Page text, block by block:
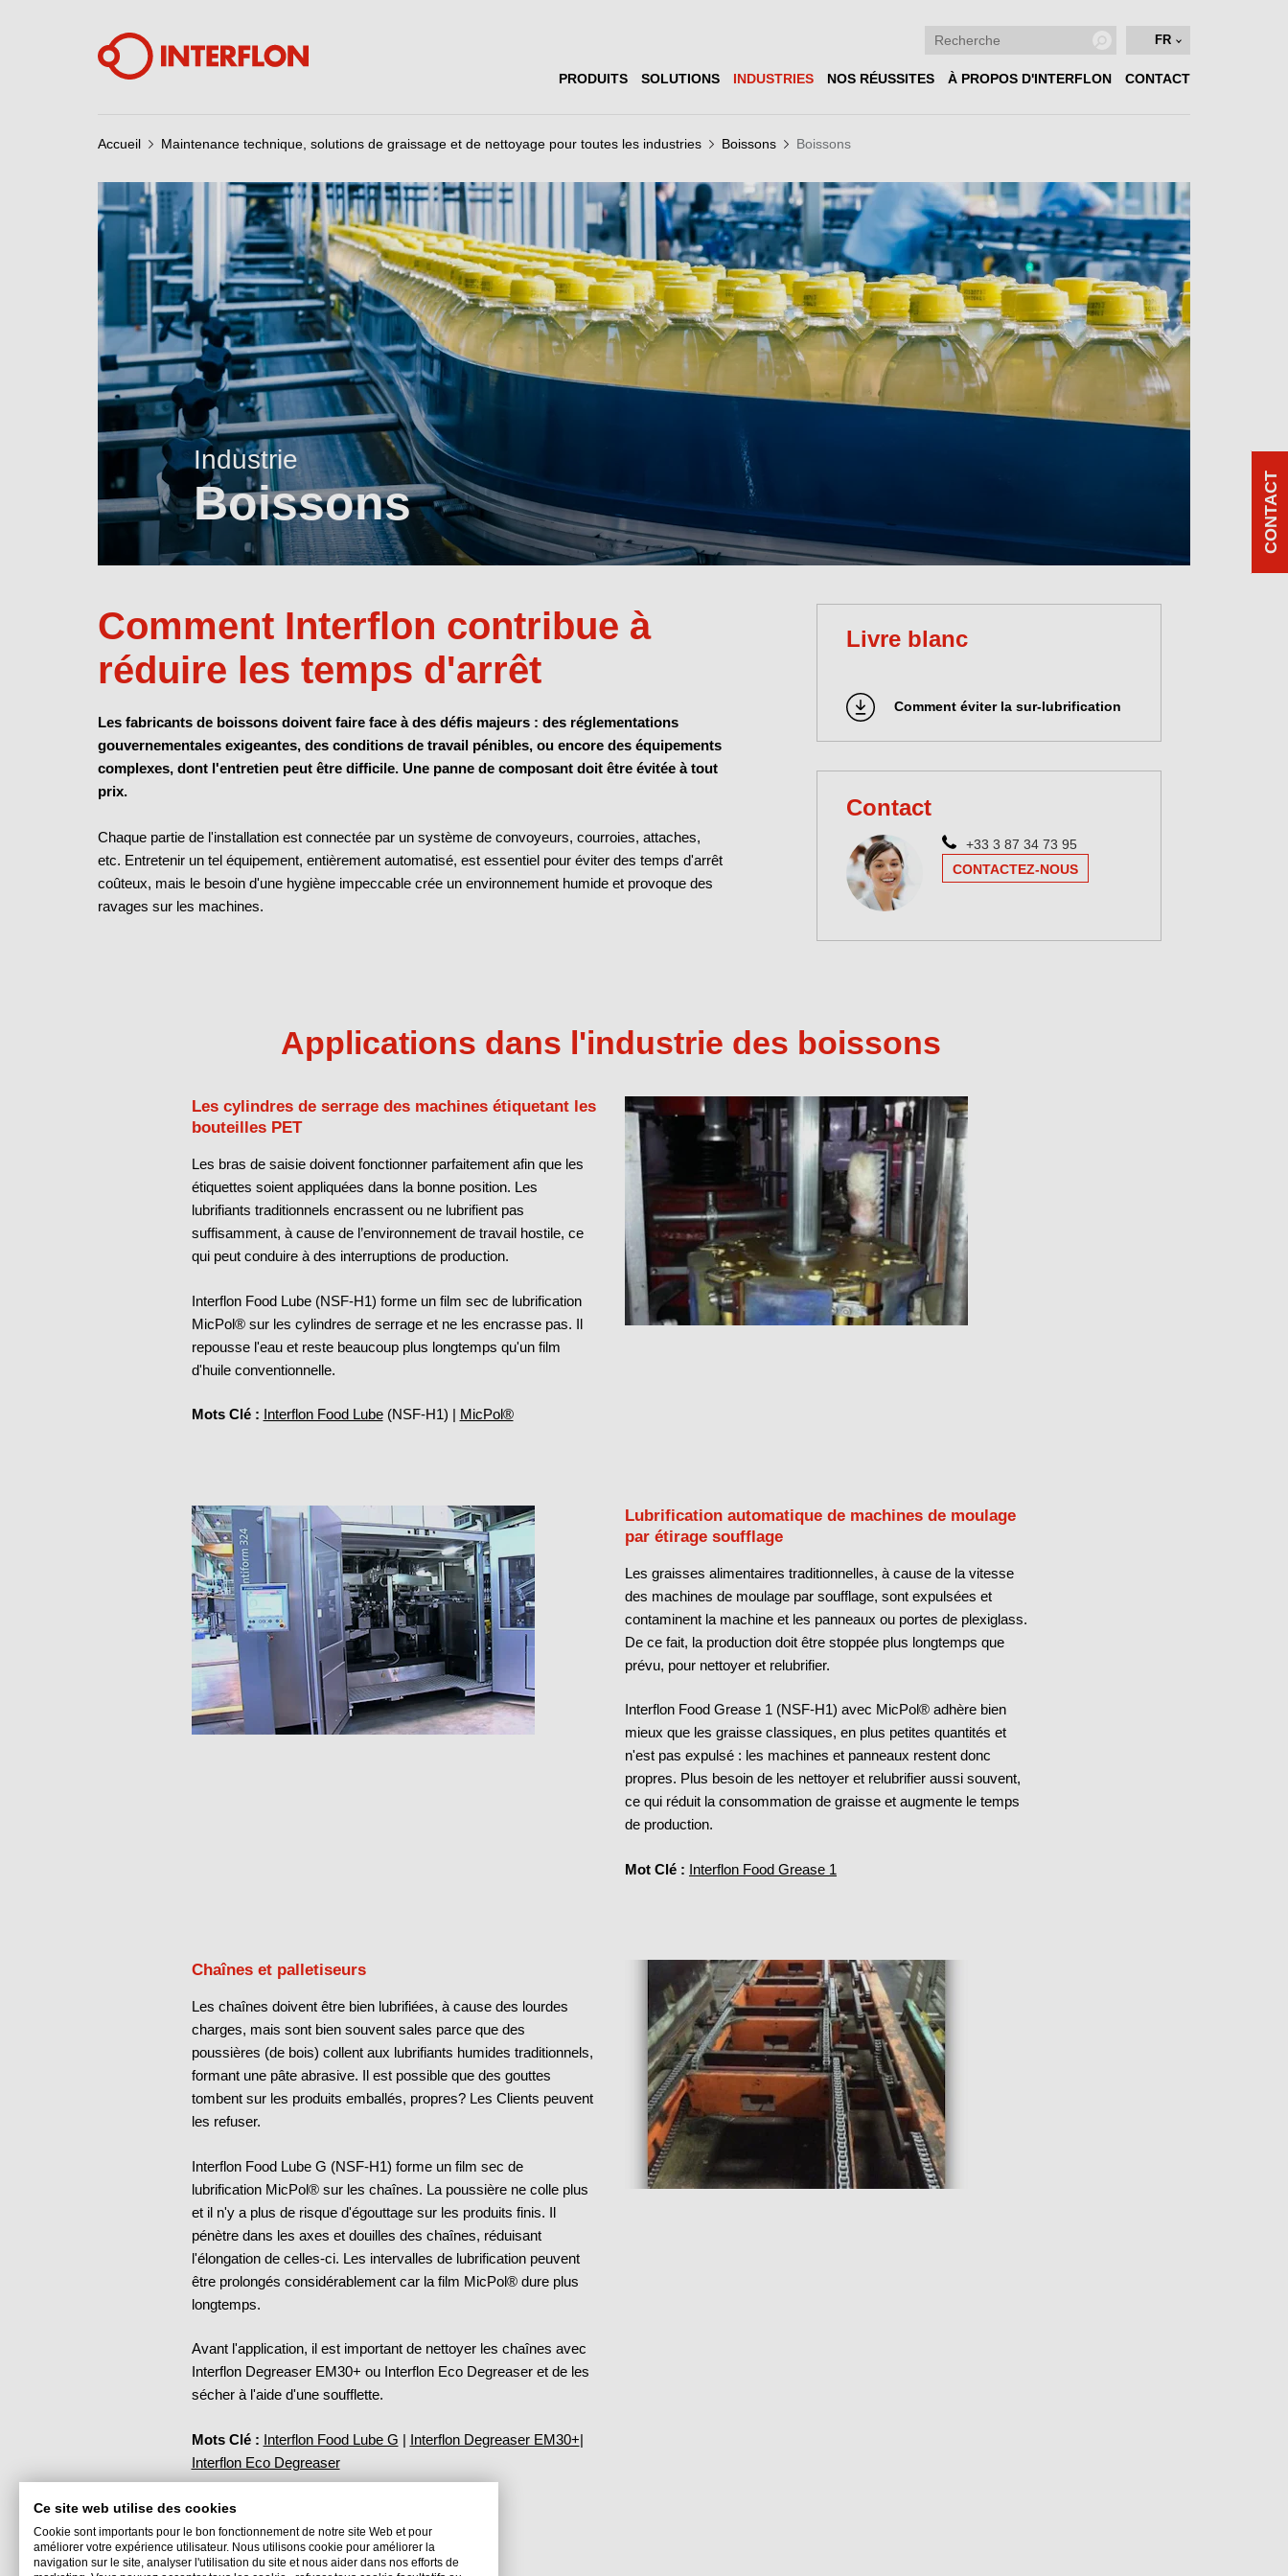
FR
PRODUITS SOLUTIONS INDUSTRIES NOS RÉUSSITES À PROPOS D'INTERFLON CONTACT
Accueil Maintenance technique, solutions de graissage et de nettoyage pour toutes les industries Boissons Boissons
Industrie
Boissons
Comment Interflon contribue à
réduire les temps d'arrêt
Les fabricants de boissons doivent faire face à des défis majeurs : des réglementations
gouvernementales exigeantes, des conditions de travail pénibles, ou encore des équipements
complexes, dont l'entretien peut être difficile. Une panne de composant doit être évitée à tout
prix.
Chaque partie de l'installation est connectée par un système de convoyeurs, courroies, attaches,
etc. Entretenir un tel équipement, entièrement automatisé, est essentiel pour éviter des temps d'arrêt
coûteux, mais le besoin d'une hygiène impeccable crée un environnement humide et provoque des
ravages sur les machines.
Livre blanc
Comment éviter la sur-lubrification
Contact
+33 3 87 34 73 95
CONTACTEZ-NOUS
Applications dans l'industrie des boissons
Les cylindres de serrage des machines étiquetant les
bouteilles PET
Les bras de saisie doivent fonctionner parfaitement afin que les
étiquettes soient appliquées dans la bonne position. Les
lubrifiants traditionnels encrassent ou ne lubrifient pas
suffisamment, à cause de l’environnement de travail hostile, ce
qui peut conduire à des interruptions de production.
Interflon Food Lube (NSF-H1) forme un film sec de lubrification
MicPol® sur les cylindres de serrage et ne les encrasse pas. Il
repousse l'eau et reste beaucoup plus longtemps qu'un film
d'huile conventionnelle.
Mots Clé : Interflon Food Lube(NSF-H1) | MicPol®
Lubrification automatique de machines de moulage
par étirage soufflage
Les graisses alimentaires traditionnelles, à cause de la vitesse
des machines de moulage par soufflage, sont expulsées et
contaminent la machine et les panneaux ou portes de plexiglass.
De ce fait, la production doit être stoppée plus longtemps que
prévu, pour nettoyer et relubrifier.
Interflon Food Grease 1 (NSF-H1) avec MicPol® adhère bien
mieux que les graisse classiques, en plus petites quantités et
n'est pas expulsé : les machines et panneaux restent donc
propres. Plus besoin de les nettoyer et relubrifier aussi souvent,
ce qui réduit la consommation de graisse et augmente le temps
de production.
Mot Clé : Interflon Food Grease 1
Chaînes et palletiseurs
Les chaînes doivent être bien lubrifiées, à cause des lourdes
charges, mais sont bien souvent sales parce que des
poussières (de bois) collent aux lubrifiants humides traditionnels,
formant une pâte abrasive. Il est possible que des gouttes
tombent sur les produits emballés, propres? Les Clients peuvent
les refuser.
Interflon Food Lube G (NSF-H1) forme un film sec de
lubrification MicPol® sur les chaînes. La poussière ne colle plus
et il n'y a plus de risque d'égouttage sur les produits finis. Il
pénètre dans les axes et douilles des chaînes, réduisant
l'élongation de celles-ci. Les intervalles de lubrification peuvent
être prolongés considérablement car la film MicPol® dure plus
longtemps.
Avant l'application, il est important de nettoyer les chaînes avec
Interflon Degreaser EM30+ ou Interflon Eco Degreaser et de les
sécher à l'aide d'une soufflette.
Mots Clé : Interflon Food Lube G | Interflon Degreaser EM30+|
Interflon Eco Degreaser
CONTACT
Ce site web utilise des cookies
Cookie sont importants pour le bon fonctionnement de notre site Web et pour
améliorer votre expérience utilisateur. Nous utilisons cookie pour améliorer la
navigation sur le site, analyser l'utilisation du site et nous aider dans nos efforts de